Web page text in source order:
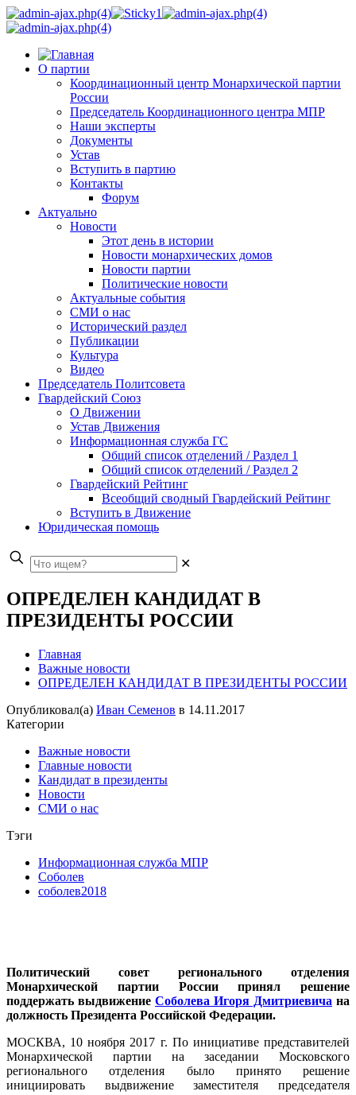
О партии
Координационный центр Монархической партии
России
Председатель Координационного центра МПР
Наши эксперты
Документы
Устав
Вступить в партию
Контакты
Форум
Актуально
Новости
Этот день в истории
Новости монархических домов
Новости партии
Политические новости
Актуальные события
СМИ о нас
Исторический раздел
Публикации
Культура
Видео
Председатель Политсовета
Гвардейский Союз
О Движении
Устав Движения
Информационная служба ГС
Общий список отделений / Раздел 1
Общий список отделений / Раздел 2
Гвардейский Рейтинг
Всеобщий сводный Гвардейский Рейтинг
Вступить в Движение
Юридическая помощь
✕
ОПРЕДЕЛЕН КАНДИДАТ В
ПРЕЗИДЕНТЫ РОССИИ
Главная
Важные новости
ОПРЕДЕЛЕН КАНДИДАТ В ПРЕЗИДЕНТЫ РОССИИ
Опубликовал(а) Иван Семенов в 14.11.2017
Категории
Важные новости
Главные новости
Кандидат в президенты
Новости
СМИ о нас
Тэги
Информационная служба МПР
Соболев
соболев2018
Политический совет регионального отделения
Монархической партии России принял решение
поддержать выдвижение Соболева Игоря Дмитриевича на
должность Президента Российской Федерации.
МОСКВА, 10 ноября 2017 г. По инициативе представителей
Монархической партии на заседании Московского
регионального отделения было принято решение
инициировать выдвижение заместителя председателя